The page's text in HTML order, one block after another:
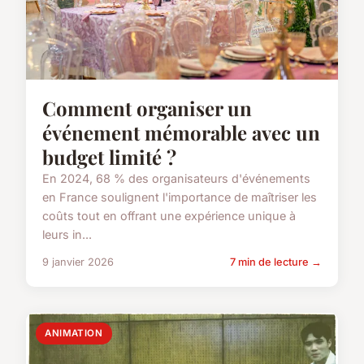
Comment organiser un
événement mémorable avec un
budget limité ?
En 2024, 68 % des organisateurs d'événements
en France soulignent l'importance de maîtriser les
coûts tout en offrant une expérience unique à
leurs in...
9 janvier 2026 7 min de lecture →
ANIMATION